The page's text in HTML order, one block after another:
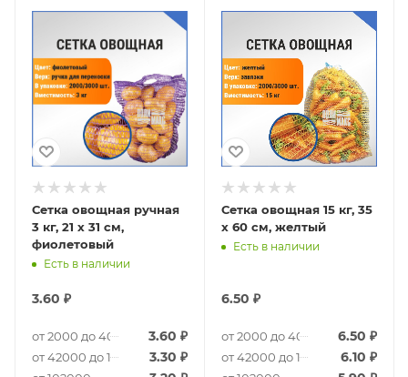
Сетка овощная ручная
3 кг, 21 х 31 см,
фиолетовый
Есть в наличии
3.60 ₽
от 2000 до 40000 3.60 ₽
от 42000 до 1000003.30 ₽
Сетка овощная 15 кг, 35
х 60 см, желтый
Есть в наличии
6.50 ₽
от 2000 до 40000 6.50 ₽
от 42000 до 1000006.10 ₽